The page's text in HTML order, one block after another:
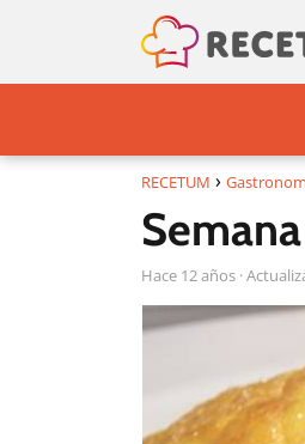
RECETUM
hace 12 años ·